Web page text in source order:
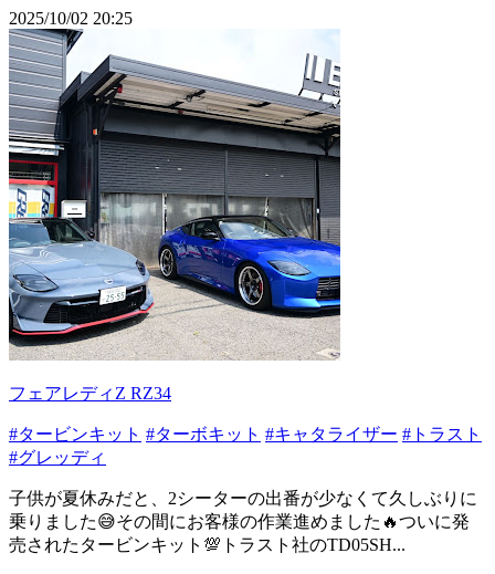
2025/10/02 20:25
フェアレディZ RZ34
#タービンキット #ターボキット #キャタライザー #トラスト
#グレッディ
子供が夏休みだと、2シーターの出番が少なくて久しぶりに
乗りました😅その間にお客様の作業進めました🔥ついに発
売されたタービンキット💯トラスト社のTD05SH...